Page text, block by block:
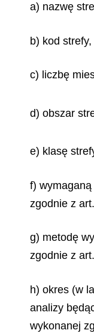
a) nazwę
b) kod strefy,
c) liczbę
d) obszar
e) klasę
f)
zgodnie z
g) metodę
zgodnie z
h) okres (w
analizy
wykonanej